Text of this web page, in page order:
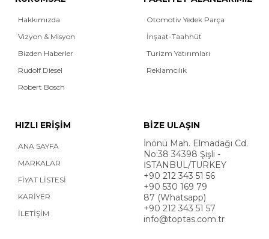
Hakkımızda
Vizyon & Misyon
Bizden Haberler
Rudolf Diesel
Robert Bosch
Otomotiv Yedek Parça
İnşaat-Taahhüt
Turizm Yatırımları
Reklamcılık
HIZLI ERİŞİM
ANA SAYFA
MARKALAR
FİYAT LİSTESİ
KARİYER
İLETİŞİM
BİZE ULAŞIN
İnönü Mah. Elmadağı Cd.
No:38 34398 Şişli -
İSTANBUL/TURKEY
+90 212 343 51 56
+90 530 169 79
87 (Whatsapp)
+90 212 343 51 57
info@toptas.com.tr